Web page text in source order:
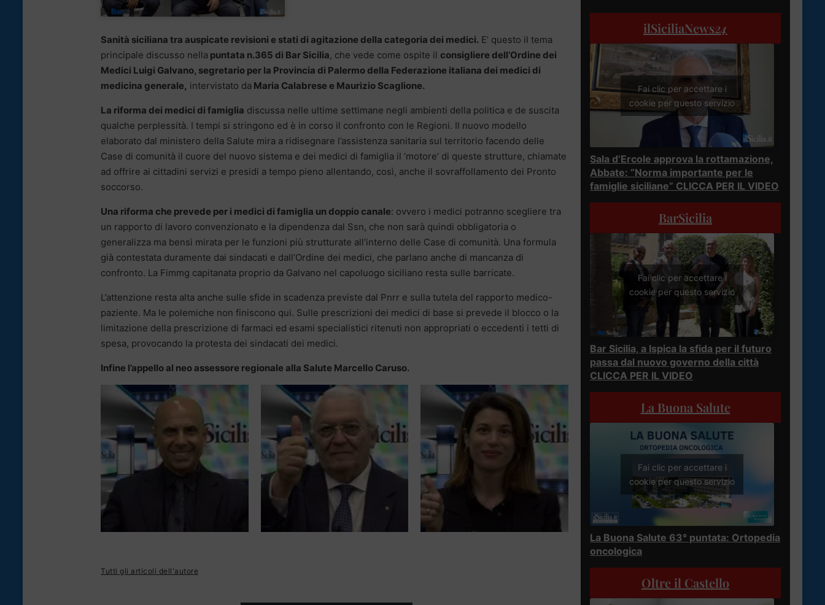
Sanità siciliana tra auspicate revisioni e stati di agitazione della categoria dei medici. E’ questo il tema
principale discusso nella puntata n.365 di Bar Sicilia, che vede come ospite il consigliere dell’Ordine dei
Medici Luigi Galvano, segretario per la Provincia di Palermo della Federazione italiana dei medici di
medicina generale, intervistato da Maria Calabrese e Maurizio Scaglione.
La riforma dei medici di famiglia discussa nelle ultime settimane negli ambienti della politica e de suscita
qualche perplessità. I tempi si stringono ed è in corso il confronto con le Regioni. Il nuovo modello
elaborato dal ministero della Salute mira a ridisegnare l’assistenza sanitaria sul territorio facendo delle
Case di comunità il cuore del nuovo sistema e dei medici di famiglia il ‘motore’ di queste strutture, chiamate
ad offrire ai cittadini servizi e presidi a tempo pieno allentando, così, anche il sovraffollamento dei Pronto
soccorso.
Una riforma che prevede per i medici di famiglia un doppio canale: ovvero i medici potranno scegliere tra
un rapporto di lavoro convenzionato e la dipendenza dal Ssn, che non sarà quindi obbligatoria o
generalizza ma bensì mirata per le funzioni più strutturate all’interno delle Case di comunità. Una formula
già contestata duramente dai sindacati e dall’Ordine dei medici, che parlano anche di mancanza di
confronto. La Fimmg capitanata proprio da Galvano nel capoluogo siciliano resta sulle barricate.
L’attenzione resta alta anche sulle sfide in scadenza previste dal Pnrr e sulla tutela del rapporto medico-
paziente. Ma le polemiche non finiscono qui. Sulle prescrizioni dei medici di base si prevede il blocco o la
limitazione della prescrizione di farmaci ed esami specialistici ritenuti non appropriati o eccedenti i tetti di
spesa, provocando la protesta dei sindacati dei medici.
Infine l’appello al neo assessore regionale alla Salute Marcello Caruso.
Tutti gli articoli dell'autore
ilSiciliaNews24
Fai clic per accettare i
cookie per questo servizio
Sala d’Ercole approva la rottamazione,
Abbate: “Norma importante per le
famiglie siciliane” CLICCA PER IL VIDEO
BarSicilia
Fai clic per accettare i
cookie per questo servizio
Bar Sicilia, a Ispica la sfida per il futuro
passa dal nuovo governo della città
CLICCA PER IL VIDEO
La Buona Salute
Fai clic per accettare i
cookie per questo servizio
La Buona Salute 63° puntata: Ortopedia
oncologica
Oltre il Castello